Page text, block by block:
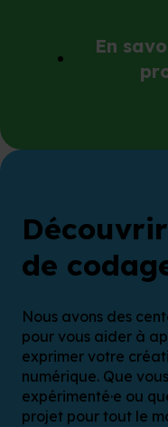
En
de
Nous avons des
pour vous aider à
exprimer votre
numérique. Que
expérimenté·e ou
projet pour tout le